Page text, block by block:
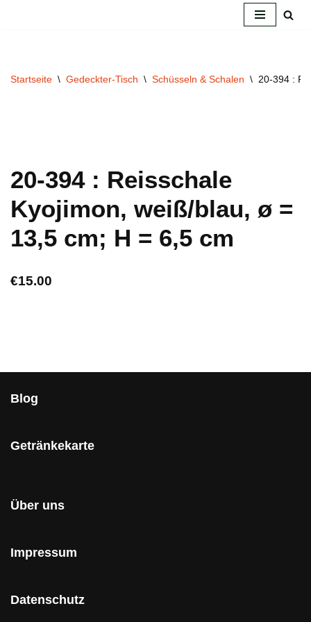
Startseite \ Gedeckter-Tisch \ Schüsseln & Schalen \ 20-394 :
20-394 : Reisschale
Kyojimon, weiß/blau, ø =
13,5 cm; H = 6,5 cm
€15.00
Blog
Getränkekarte
Über uns
Impressum
Datenschutz